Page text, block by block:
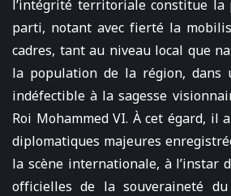
l’intégrité territoriale constitue
parti, notant avec fierté la
cadres, tant au niveau local que
la population de la région,
indéfectible à la sagesse
Roi Mohammed VI. À cet égard, il
diplomatiques majeures
la scène internationale, à l’instar
officielles de la souveraineté